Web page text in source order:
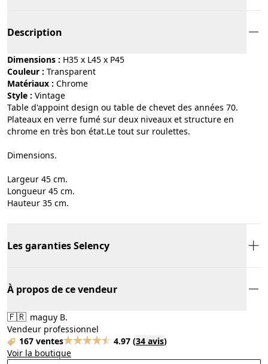
Description
Dimensions : H35 x L45 x P45
Couleur :
transparent
Matériaux :
chrome
Style :
vintage
Table d'appoint design ou table de chevet des années 70.
Plateaux en verre fumé sur deux niveaux et structure en
chrome en très bon état.Le tout sur roulettes.
Dimensions.
Largeur 45 cm.
Longueur 45 cm.
Hauteur 35 cm.
Les garanties Selency
À propos de ce vendeur
🇫🇷 maguy B.
Vendeur professionnel
167 ventes
4.97 (34 avis)
Voir la boutique